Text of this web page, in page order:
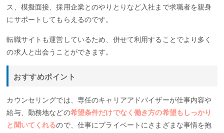
ス、模擬面接、採用企業とのやりとりなど入社まで求職者を親身
にサポートしてもらえるのです。
転職サイトも運営しているため、併せて利用することでより多く
の求人と出会うことができます。
おすすめポイント
カウンセリングでは、専任のキャリアアドバイザーが仕事内容や
給与、勤務地などの希望条件だけでなく働き方の希望もしっかり
と聞いてくれるので、仕事にプライベートにさまざまな事情を抱